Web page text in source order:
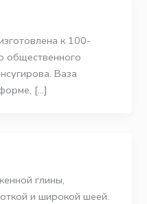
к 100-
общественного
Ваза
[…]
глины,
и широкой шеей.